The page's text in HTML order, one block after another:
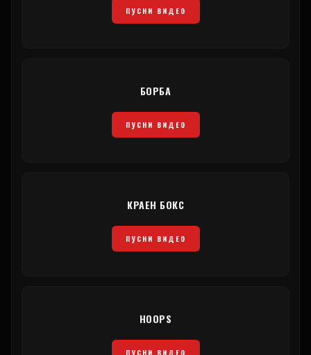
ПУСНИ ВИДЕО
БОРБА
ПУСНИ ВИДЕО
КРАЕН БОКС
ПУСНИ ВИДЕО
HOOPS
ПУСНИ ВИДЕО